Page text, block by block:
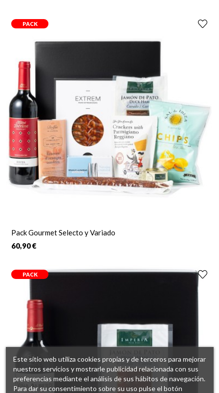
PACK
Pack Gourmet Selecto y Variado
60,90 €
PACK
Este sitio web utiliza cookies propias y de terceros para mejorar
nuestros servicios y mostrarle publicidad relacionada con sus
preferencias mediante el análisis de sus hábitos de navegación.
Para dar su consentimiento sobre su uso pulse el botón